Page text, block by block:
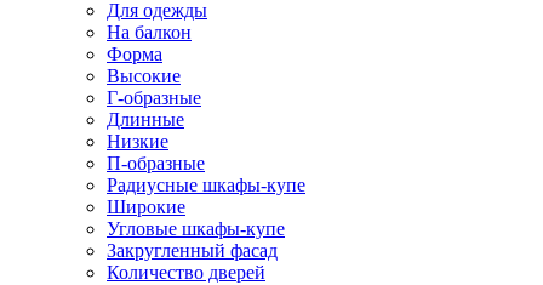
Для одежды
На балкон
Форма
Высокие
Г-образные
Длинные
Низкие
П-образные
Радиусные шкафы-купе
Широкие
Угловые шкафы-купе
Закругленный фасад
Количество дверей